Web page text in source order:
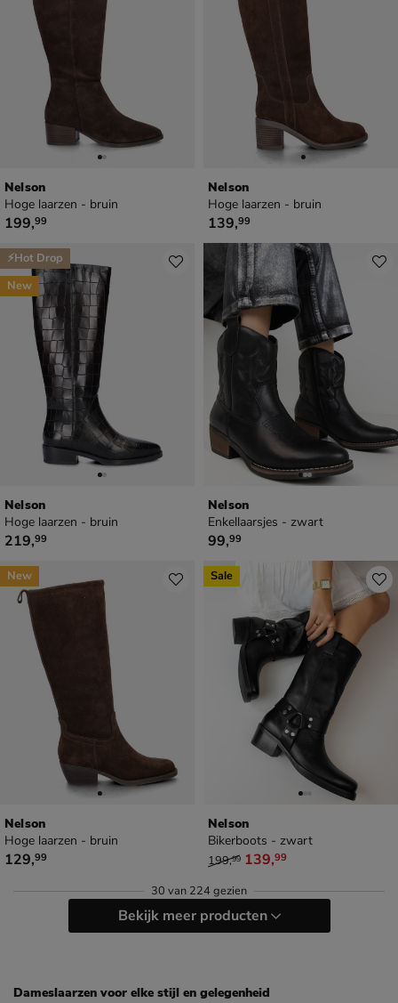
Nelson
Hoge laarzen - bruin
€ 199,99
199,99
Nelson
Hoge laarzen - bruin
€ 139,99
139,99
Nelson
Hoge laarzen - bruin
€ 219,99
219,99
⚡Hot Drop
New
Nelson
Enkellaarsjes - zwart
€ 99,99
99,99
Nelson
Hoge laarzen - bruin
€ 129,99
129,99
New
Nelson
Bikerboots - zwart
van € 199,99 voor € 139,99
199,99 139,99
Sale
30 van 224 gezien
Bekijk meer producten
Dameslaarzen voor elke stijl en gelegenheid